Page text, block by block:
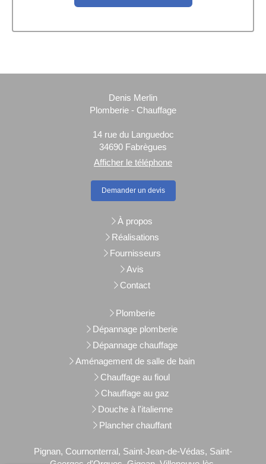
Denis Merlin
Plomberie - Chauffage
14 rue du Languedoc
34690 Fabrègues
Afficher le téléphone
Demander un devis
À propos
Réalisations
Fournisseurs
Avis
Contact
Plomberie
Dépannage plomberie
Dépannage chauffage
Aménagement de salle de bain
Chauffage au fioul
Chauffage au gaz
Douche à l'italienne
Plancher chauffant
Pignan, Cournonterral, Saint-Jean-de-Védas, Saint-